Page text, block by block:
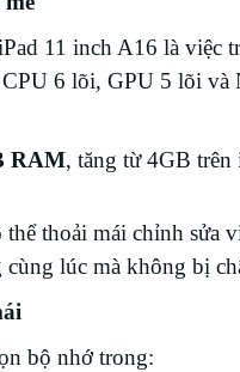
11 inch A16 là việc
6 lõi, GPU 5 lõi và
RAM, tăng từ 4GB trên
thoải mái chỉnh sửa
lúc mà không bị
bộ nhớ trong: